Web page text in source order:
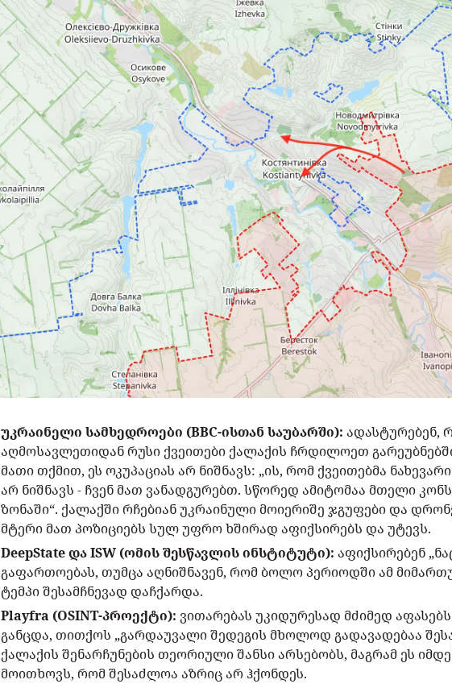
უკრაინელი სამხედროები (BBC-ისთან საუბარში):ადასტურებენ,
აღმოსავლეთიდან რუსი ქვეითები ქალაქის ჩრდილოეთ
მათი თქმით, ეს ოკუპაციას არ ნიშნავს: „ის, რომ ქვეითებმა
არ ნიშნავს - ჩვენ მათ ვანადგურებთ. სწორედ ამიტომაა მთელი
ზონაში“. ქალაქში რჩებიან უკრაინული მოიერიშე ჯგუფები და
მტერი მათ პოზიციებს სულ უფრო ხშირად აფიქსირებს და უტევს.
DeepState და ISW (ომის შესწავლის ინსტიტუტი): აფიქსირებენ
გაფართოებას, თუმცა აღნიშნავენ, რომ ბოლო პერიოდში ამ
ტემპი შესამჩნევად დაჩქარდა.
Playfra (OSINT-პროექტი): ვითარებას უკიდურესად მძიმედ
განცდა, თითქოს „გარდაუვალი შედეგის მხოლოდ გადავადებაა
ქალაქის შენარჩუნების თეორიული შანსი არსებობს, მაგრამ ეს
მოითხოვს, რომ შესაძლოა აზრიც არ ჰქონდეს.